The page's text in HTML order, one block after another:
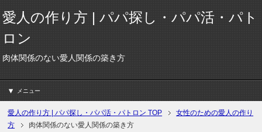
愛人の作り方 | パパ探し・パパ活・パト
ロン
肉体関係のない愛人関係の築き方
メニュー
愛人の作り方 | パパ探し・パパ活・パトロン TOP
女性のための愛人の作り
方
肉体関係のない愛人関係の築き方